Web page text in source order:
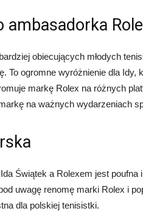
ambasadorka
obiecujących młodych
To ogromne wyróżnienie dla Idy,
markę Rolex na różnych
na ważnych wydarzeniach
Świątek a Rolexem jest poufna
uwagę renomę marki Rolex i
dla polskiej tenisistki.